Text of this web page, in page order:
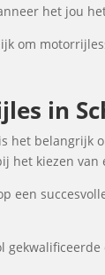
het jou
om
in
het
het kiezen van
een